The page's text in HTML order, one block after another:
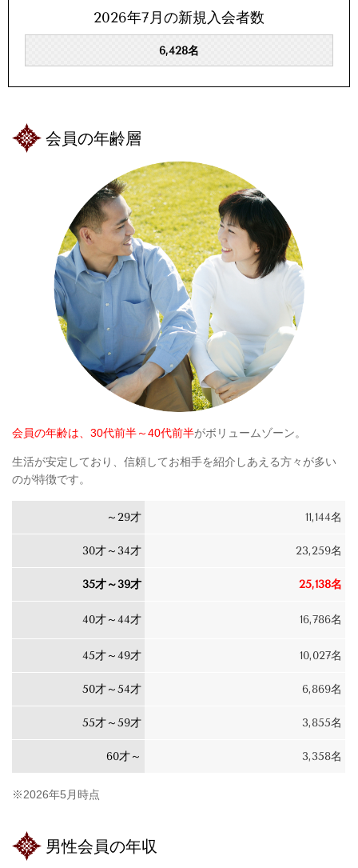
2026年7月の新規入会者数
6,428名
会員の年齢層
会員の年齢は、30代前半～40代前半がボリュームゾーン。
生活が安定しており、信頼してお相手を紹介しあえる方々が多い
のが特徴です。
～29才 11,144名
30才～34才 23,259名
35才～39才 25,138名
40才～44才 16,786名
45才～49才 10,027名
50才～54才 6,869名
55才～59才 3,855名
60才～ 3,358名
※2026年5月時点
男性会員の年収